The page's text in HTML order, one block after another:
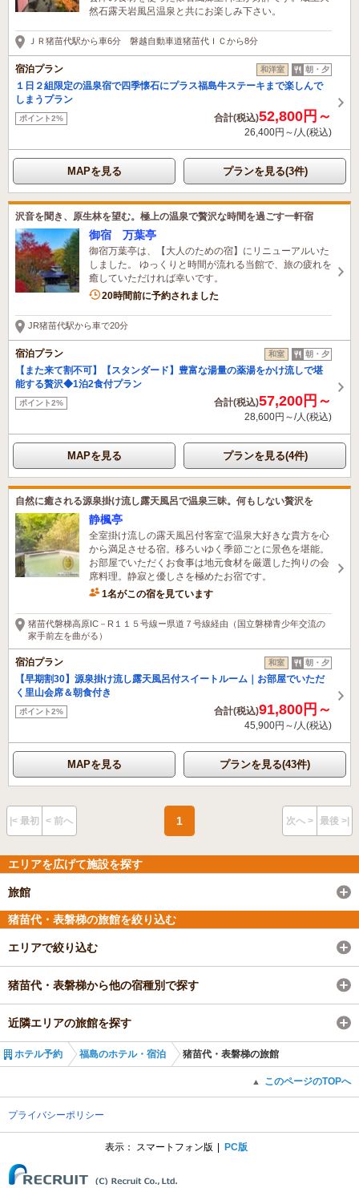
然石露天岩風呂温泉と共にお楽しみ下さい。
ＪＲ猪苗代駅から車6分 磐越自動車道猪苗代ＩＣから8分
宿泊プラン 和洋室 朝・夕
１日２組限定の温泉宿で四季懐石にプラス福島牛ステーキまで楽しんで
しまうプラン
ポイント2% 合計(税込)52,800円～
26,400円～/人(税込)
MAPを見る プランを見る(3件)
沢音を聞き、原生林を望む。極上の温泉で贅沢な時間を過ごす一軒宿
御宿 万葉亭
御宿万葉亭は、【大人のための宿】にリニューアルいた
しました。 ゆっくりと時間が流れる当館で、旅の疲れを
癒していただければ幸いです。
20時間前に予約されました
JR猪苗代駅から車で20分
宿泊プラン 和室 朝・夕
【また来て割不可】【スタンダード】豊富な湯量の薬湯をかけ流しで堪
能する贅沢◆1泊2食付プラン
ポイント2% 合計(税込)57,200円～
28,600円～/人(税込)
MAPを見る プランを見る(4件)
自然に癒される源泉掛け流し露天風呂で温泉三昧。何もしない贅沢を
静楓亭
全室掛け流しの露天風呂付客室で温泉大好きな貴方を心
から満足させる宿。移ろいゆく季節ごとに景色を堪能。
お部屋でいただくお食事は地元食材を厳選した拘りの会
席料理。静寂と優しさを極めたお宿です。
1名がこの宿を見ています
猪苗代磐梯高原IC－R１１５号線ー県道７号線経由（国立磐梯青少年交流の
家手前左を曲がる）
宿泊プラン 和室 朝・夕
【早期割30】源泉掛け流し露天風呂付スイートルーム｜お部屋でいただ
く里山会席＆朝食付き
ポイント2% 合計(税込)91,800円～
45,900円～/人(税込)
MAPを見る プランを見る(43件)
|< 最初 < 前へ 1 次へ > 最後 >|
エリアを広げて施設を探す
旅館
猪苗代・表磐梯の旅館を絞り込む
エリアで絞り込む
猪苗代・表磐梯から他の宿種別で探す
近隣エリアの旅館を探す
ホテル予約 福島のホテル・宿泊 猪苗代・表磐梯の旅館
▲ このページのTOPへ
プライバシーポリシー
表示： スマートフォン版 PC版